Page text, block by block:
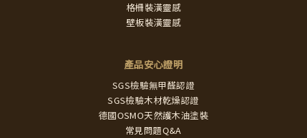
格柵裝潢靈感
壁板裝潢靈感
產品安心證明
SGS檢驗無甲醛認證
SGS檢驗木材乾燥認證
德國OSMO天然護木油塗裝
常見問題Q&A